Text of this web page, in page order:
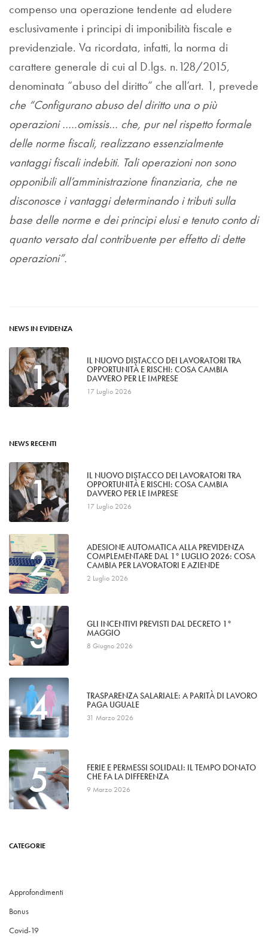
compenso una operazione tendente ad eludere
esclusivamente i principi di imponibilità fiscale e
previdenziale. Va ricordata, infatti, la norma di
carattere generale di cui al D.lgs. n.128/2015,
denominata “abuso del diritto” che all’art. 1, prevede
che “Configurano abuso del diritto una o più
operazioni …..omissis… che, pur nel rispetto formale
delle norme fiscali, realizzano essenzialmente
vantaggi fiscali indebiti. Tali operazioni non sono
opponibili all’amministrazione finanziaria, che ne
disconosce i vantaggi determinando i tributi sulla
base delle norme e dei principi elusi e tenuto conto di
quanto versato dal contribuente per effetto di dette
operazioni”.
NEWS IN EVIDENZA
1
IL NUOVO DISTACCO DEI LAVORATORI TRA
OPPORTUNITÀ E RISCHI: COSA CAMBIA
DAVVERO PER LE IMPRESE
17 Luglio 2026
NEWS RECENTI
1
IL NUOVO DISTACCO DEI LAVORATORI TRA
OPPORTUNITÀ E RISCHI: COSA CAMBIA
DAVVERO PER LE IMPRESE
17 Luglio 2026
2
ADESIONE AUTOMATICA ALLA PREVIDENZA
COMPLEMENTARE DAL 1° LUGLIO 2026: COSA
CAMBIA PER LAVORATORI E AZIENDE
2 Luglio 2026
3
GLI INCENTIVI PREVISTI DAL DECRETO 1°
MAGGIO
8 Giugno 2026
4
TRASPARENZA SALARIALE: A PARITÀ DI LAVORO
PAGA UGUALE
31 Marzo 2026
5
FERIE E PERMESSI SOLIDALI: IL TEMPO DONATO
CHE FA LA DIFFERENZA
9 Marzo 2026
CATEGORIE
Approfondimenti
Bonus
Covid-19